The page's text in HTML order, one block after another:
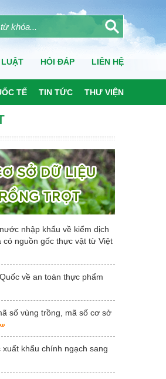
LUẬT HỎI ĐÁP LIÊN HỆ
TẾ TIN TỨC THƯ VIỆN
nhập khẩu về kiểm dịch
nguồn gốc thực vật từ Việt
về an toàn thực phẩm
số vùng trồng, mã số cơ sở
khẩu chính ngạch sang